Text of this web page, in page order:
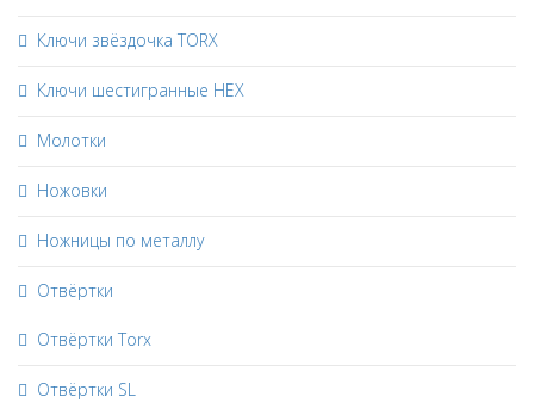
Ключи звёздочка TORX
Ключи шестигранные HEX
Молотки
Ножовки
Ножницы по металлу
Отвёртки
Отвёртки Torx
Отвёртки SL